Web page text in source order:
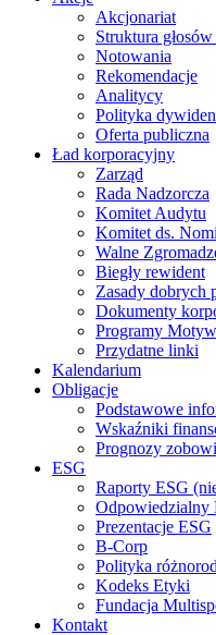
Akcjonariat
Struktura
Notowania
Rekomendacje
Analitycy
Polityka
Oferta publiczna
Ład korporacyjny
Zarząd
Rada Nadzorcza
Komitet Audytu
Komitet ds.
Walne
Biegły rewident
Zasady dobrych
Dokumenty
Programy
Przydatne linki
Kalendarium
Obligacje
Podstawowe
Wskaźniki
Prognozy
ESG
Raporty ESG
Odpowiedzialny
Prezentacje ESG
B-Corp
Polityka
Kodeks Etyki
Fundacja
Kontakt